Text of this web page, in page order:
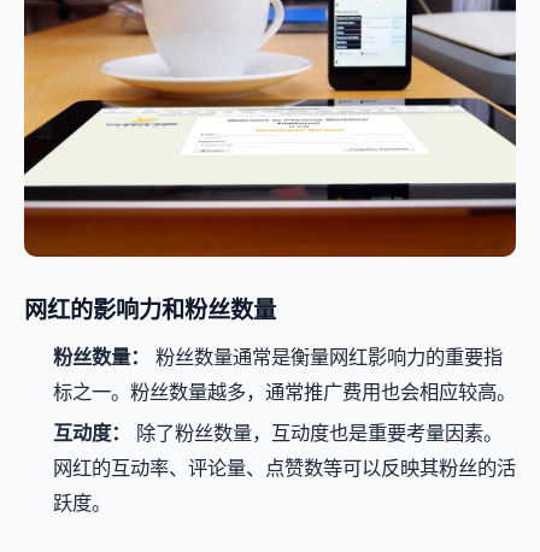
网红的影响力和粉丝数量
粉丝数量：
粉丝数量通常是衡量网红影响力的重要指
标之一。粉丝数量越多，通常推广费用也会相应较高。
互动度：
除了粉丝数量，互动度也是重要考量因素。
网红的互动率、评论量、点赞数等可以反映其粉丝的活
跃度。